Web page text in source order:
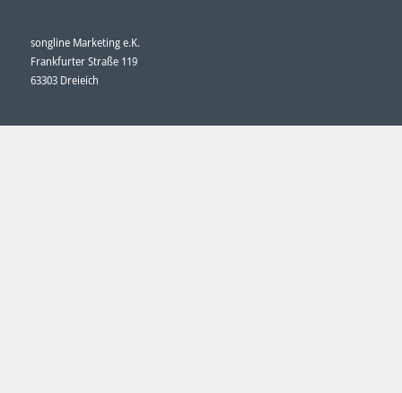
songline Marketing e.K.
Frankfurter Straße 119
63303 Dreieich